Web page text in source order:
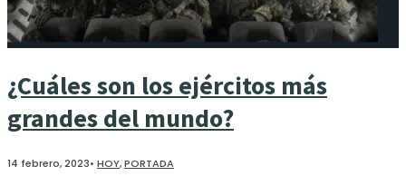
¿Cuáles son los ejércitos más
grandes del mundo?
14 febrero, 2023• HOY,PORTADA